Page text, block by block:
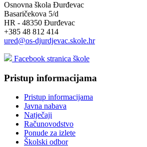
Osnovna škola Đurđevac
Basaričekova 5/d
HR - 48350 Đurđevac
+385 48 812 414
ured@os-djurdjevac.skole.hr
Facebook stranica škole
Pristup informacijama
Pristup informacijama
Javna nabava
Natječaji
Računovodstvo
Ponude za izlete
Školski odbor